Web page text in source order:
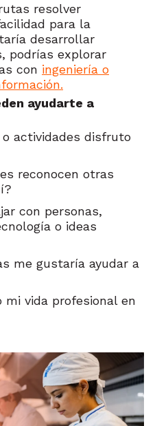
resolver
para la
desarrollar
podrías explorar
con ingeniería o
ayudarte a
actividades disfruto
reconocen otras
con personas,
o ideas
me gustaría ayudar a
mi vida profesional en